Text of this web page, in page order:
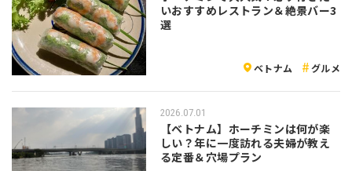
いおすすめレストラン＆絶景バー3
選
ベトナム グルメ
2026.07.01
【ベトナム】ホーチミンは何が楽
しい？年に一度訪れる夫婦が教え
る定番＆穴場プラン